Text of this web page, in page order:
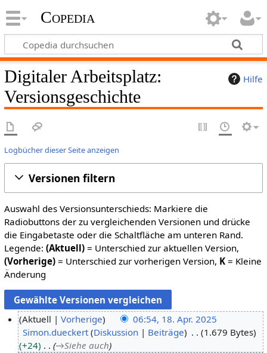
Copedia
Hilfe
Digitaler Arbeitsplatz:
Versionsgeschichte
Logbücher dieser Seite anzeigen
Versionen filtern
Auswahl des Versionsunterschieds: Markiere die
Radiobuttons der zu vergleichenden Versionen und drücke
die Eingabetaste oder die Schaltfläche am unteren Rand.
Legende: (Aktuell)= Unterschied zur aktuellen Version,
(Vorherige)= Unterschied zur vorherigen Version, K= Kleine
Änderung
Aktuell Vorherige
06:54, 18. Apr. 2025
Simon.dueckert Diskussion Beiträge
1.679 Bytes
+24
→Siehe auch